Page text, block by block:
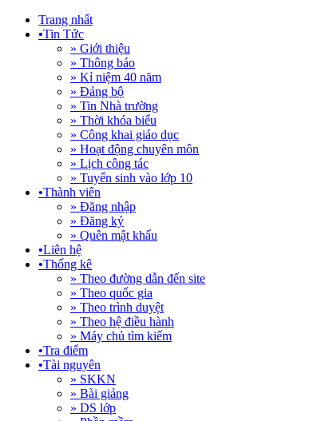
Trang nhất
•Tin Tức
» Giới thiệu
» Thông báo
» Kỉ niệm 40 năm
» Đảng bộ
» Tin Nhà trường
» Thời khóa biểu
» Công khai giáo dục
» Hoạt động chuyên môn
» Lịch công tác
» Tuyển sinh vào lớp 10
•Thành viên
» Đăng nhập
» Đăng ký
» Quên mật khẩu
•Liên hệ
•Thống kê
» Theo đường dẫn đến site
» Theo quốc gia
» Theo trình duyệt
» Theo hệ điều hành
» Máy chủ tìm kiếm
•Tra điểm
•Tài nguyên
» SKKN
» Bài giảng
» DS lớp